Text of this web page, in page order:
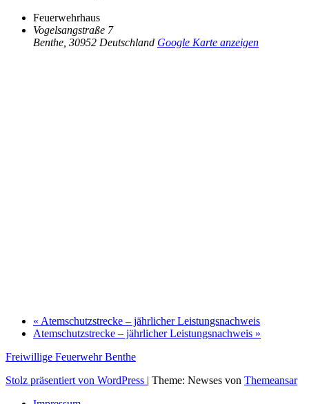
Feuerwehrhaus
Vogelsangstraße 7
Benthe 30952 Deutschland Google Karte anzeigen
« Atemschutzstrecke – jährlicher Leistungsnachweis
Atemschutzstrecke – jährlicher Leistungsnachweis »
Freiwillige Feuerwehr Benthe
Stolz präsentiert von WordPress | Theme: Newses von Themeansar